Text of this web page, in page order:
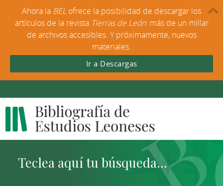
Ahora la BEL ofrece la posibilidad de descargar los
artículos de la revista Tierras de León: más de un millar
de archivos accesibles. Y próximamente, nuevos
materiales.
Ir a Descargas